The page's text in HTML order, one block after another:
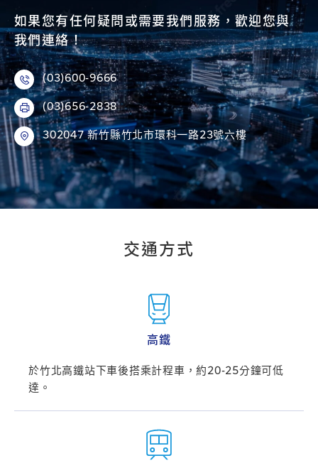
如果您有任何疑問或需要我們服務，歡迎您與
我們連絡！
(03)600-9666
(03)656-2838
302047 新竹縣竹北市環科一路23號六樓
交通方式
高鐵
於竹北高鐵站下車後搭乘計程車，約20-25分鐘可低
達。